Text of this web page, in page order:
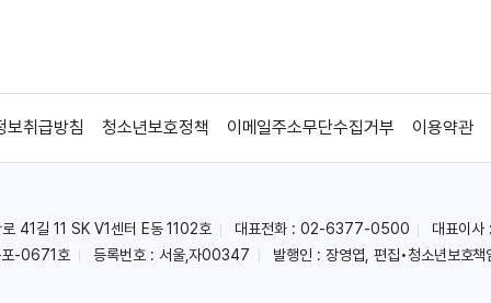
보취급방침 청소년보호정책 이메일주소무단수집거부 이용약관
41길 11 SK V1센터 E동 1102호 대표전화 : 02-6377-0500
대표이사
포-0671호
등록번호 : 서울,자00347 발행인 : 장영엽, 편집•청소년보호